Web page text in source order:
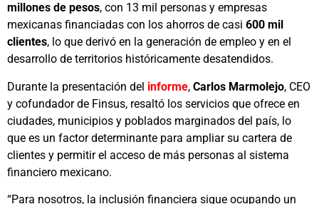
millones de pesos, con 13 mil personas y empresas
mexicanas financiadas con los ahorros de casi 600 mil
clientes, lo que derivó en la generación de empleo y en el
desarrollo de territorios históricamente desatendidos.
Durante la presentación del informe, Carlos Marmolejo, CEO
y cofundador de Finsus, resaltó los servicios que ofrece en
ciudades, municipios y poblados marginados del país, lo
que es un factor determinante para ampliar su cartera de
clientes y permitir el acceso de más personas al sistema
financiero mexicano.
“Para nosotros, la inclusión financiera sigue ocupando un